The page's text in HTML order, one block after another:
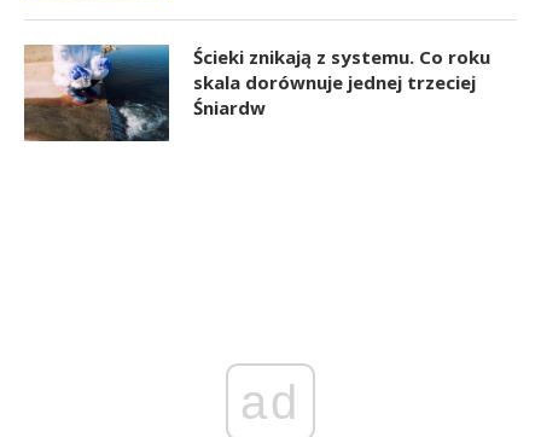
Ścieki znikają z systemu. Co roku
skala dorównuje jednej trzeciej
Śniardw
ad